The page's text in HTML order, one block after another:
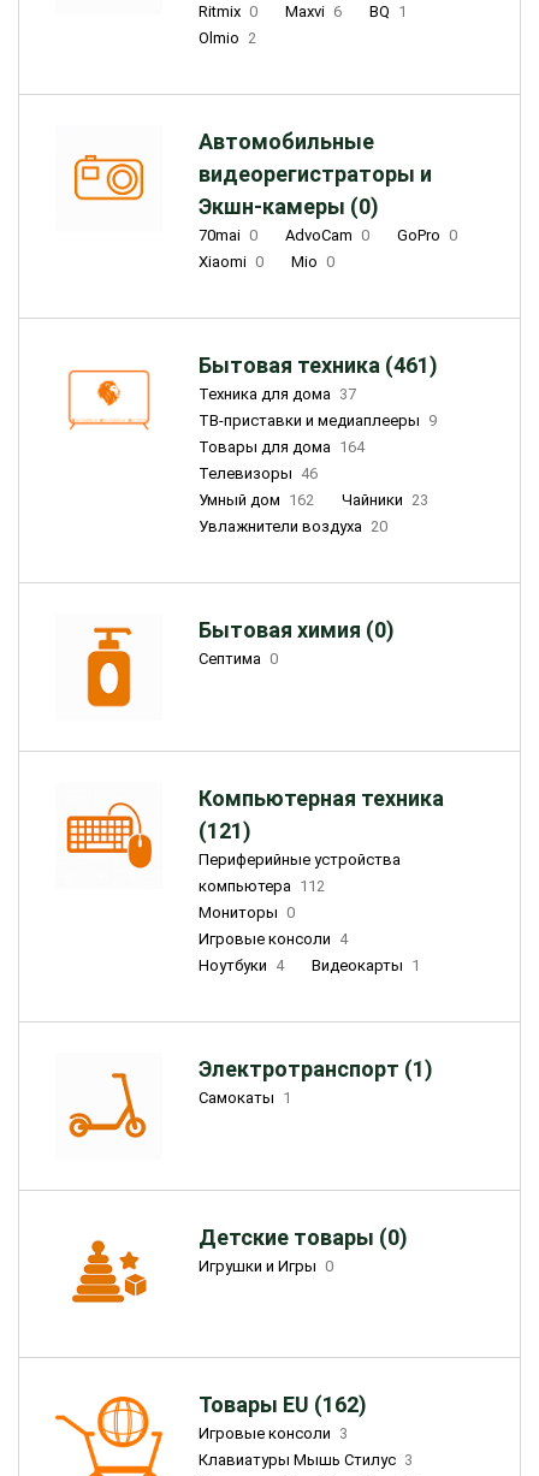
Ritmix 0 Maxvi 6 BQ 1
Olmio 2
Автомобильные
видеорегистраторы и
Экшн-камеры (0)
70mai 0 AdvoCam 0 GoPro 0
Xiaomi 0 Mio 0
Бытовая техника (461)
Техника для дома 37
ТВ-приставки и медиаплееры 9
Товары для дома 164
Телевизоры 46
Умный дом 162 Чайники 23
Увлажнители воздуха 20
Бытовая химия (0)
Септима 0
Компьютерная техника
(121)
Периферийные устройства
компьютера 112
Мониторы 0
Игровые консоли 4
Ноутбуки 4 Видеокарты 1
Электротранспорт (1)
Самокаты 1
Детские товары (0)
Игрушки и Игры 0
Товары EU (162)
Игровые консоли 3
Клавиатуры Мышь Стилус 3